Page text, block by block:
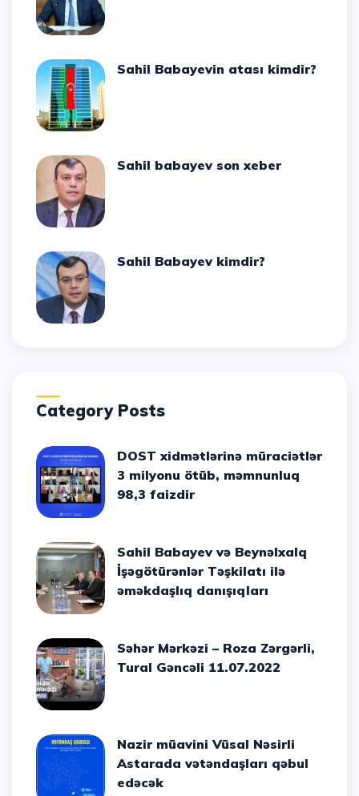
Sahil Babayevin atası kimdir?
Sahil babayev son xeber
Sahil Babayev kimdir?
Category Posts
DOST xidmətlərinə müraciətlər
3 milyonu ötüb, məmnunluq
98,3 faizdir
Sahil Babayev və Beynəlxalq
İşəgötürənlər Təşkilatı ilə
əməkdaşlıq danışıqları
Səhər Mərkəzi – Roza Zərgərli,
Tural Gəncəli 11.07.2022
Nazir müavini Vüsal Nəsirli
Astarada vətəndaşları qəbul
edəcək